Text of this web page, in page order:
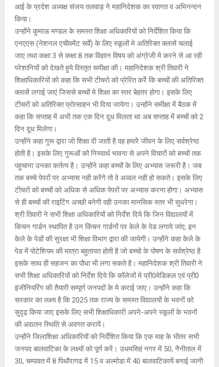
आई के प्रदेश अध्यक्ष संजय तलवाड़ ने महानिदेशक का स्वागत व अभिनन्दन
किया।
उन्होंने कुमाऊ मण्डल के समस्त शिक्षा अधिकारियों को निर्देशित किया कि
एनएएस (नेशनल एचीवमेंट सर्वे) के लिए स्कूलों मे अतिरिक्त क्लासें चलाई
जाए तथा कक्षा 3 से कक्षा 8 तक विज्ञान विषय को अंग्रेजी मे करने से आ रही
परेशानियों को देखते हुये विस्तृत समीक्षा की। महानिदेशक श्री तिवारी ने
शिक्षाधिकारियों को कहा कि सभी टीचरो को प्रेरित करेें कि बच्चों की अतिरिक्त
क्लासें लगाई जाएं जिससे बच्चों मे शिक्षा का स्तर बेहतर होगा। इसके लिए
टीचरों को अतिरिक्त प्रोत्साहन भी दिया जायेगा। उन्होंने समीक्षा में बैठक में
कहा कि सप्ताह में अभी तक एक दिन दूध मिलता था अब सप्ताह में बच्चों को 2
दिन दूध मिलेगा।
उन्होंने कहा गुरू द्वारा जो शिक्षा दी जाती है वह हमारेे जीवन के लिए सर्वश्रेष्ठ
होती है। इसके लिए गुरूओं को निस्वार्थ भावना से अपने विचारों को बच्चों तक
पहुचाना उनका कर्तत्य है। उन्होंने कहा बच्चों के लिए अभ्यास जरूरी है। जब
तक बच्चे पेपरों पर अभ्यास नही करेंगे तो वे अव्वल नही हो सकते। इसके लिए
टीचरों को बच्चों को अधिक से अधिक पेपरों पर अभ्यास करना होगा। अभ्यास
से ही बच्चों की राइटिंग अच्छी बनेगी वही उनका मानसिक स्तर भी सुधरेगा।
श्री तिवारी ने सभी शिक्षा अधिकारियों को निर्देश दिये कि जिन विद्यालयों में
किचन गार्डन स्थापित है उन किंचन गार्डनों पर केले के पेड लगाये जांए, इन
केले के पेडों की सुरक्षा भी शिक्षा विभाग द्वारा की जायेगी। उन्होंने कहा केले के
पेड में पोटेशियम की मात्रा बहुतायत होती है जो बच्चो के पोषण के सर्वश्रेष्ठ है
इसके साथ ही सहजन का पौधा भी लगा सकते है। महानिदेशक श्री तिवारी ने
सभी शिक्षा अधिकारियों को निर्देश दिये कि कॉलेजों मे प्री0मेडिकल एवं प्री0
इंजीनियरिंग की तैयारी सम्पूर्ण जनपदों के मे कराई जाए। उन्होंने कहा कि
सरकार का लक्ष्य है कि 2025 तक राज्य के समस्त विद्यालयों के भवनों को
सुदृढ़ किया जाए इसके लिए सभी शिक्षाधिकारी अपने-अपने स्कूलों के भवनों
की अद्यतन स्थिति से अवगत करायें।
उन्होंने जिलाशिक्षा अधिकारियों को निर्देशित किया कि एक माह के भीतर सभी
जनपद बालवाटिका के लक्ष्यों को पूर्ण करें। उधमसिहं नगर में 50, नैनीताल में
30, चम्पावत में 8 पिथौरागढ में 15 व अल्मोडा में 40 बालवाटिकायें बनाई जानी